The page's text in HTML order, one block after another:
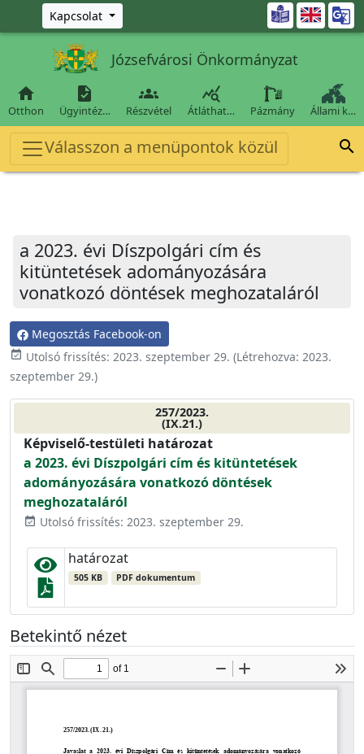
Ugrás a fő tartalomra
Kapcsolat 
Józsefvárosi Önkormányzat

Otthon

Ügyintéz…

Részvétel

Átláthat… Pázmány Állami k…
Válasszon a menüpontok közül 
a 2023. évi Díszpolgári cím és
kitüntetések adományozására
vonatkozó döntések meghozataláról
Megosztás Facebook-on
event_available Utolsó frissítés: 2023. szeptember 29. (Létrehozva: 2023.
szeptember 29.)
257/2023.
(IX.21.)
Képviselő-testületi határozat
a 2023. évi Díszpolgári cím és kitüntetések
adományozására vonatkozó döntések
meghozataláról
event_available Utolsó frissítés: 2023. szeptember 29.
határozat
505 KB PDF dokumentum
Betekintő nézet